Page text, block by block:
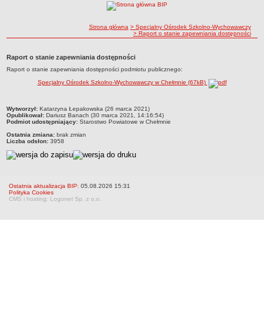
Koordynator ds. dostępności
Plan działania na rzecz poprawy zapewnienia dostępności
RODO
POLITYKA PRYWATNOŚCI
Dane podstawowe i lokalizacja
Strategia rozwoju
Gminy
STAROSTWO POWIATOWE
Samodzielne stanowiska pracy
Regulamin organizacyjny
ścieżka nawigacji
Strona główna > Specjalny Ośrodek Szkolno-Wychowawczy
> Raport o stanie zapewniania dostępności
Raport o stanie zapewniania dostępności
Raport o stanie zapewniania dostępności podmiotu publicznego:
Specjalny Ośrodek Szkolno-Wychowawczy w Chełmnie (67kB)
metryczka
Wytworzył: Katarzyna Łepakowska (26 marca 2021)
Opublikował: Dariusz Banach (30 marca 2021, 14:16:54)
Podmiot udostępniający: Starostwo Powiatowe w Chełmnie
Ostatnia zmiana: brak zmian
Liczba odsłon: 3958
Ostatnia aktualizacja BIP: 05.08.2026 15:31
Polityka Cookies
CMS i hosting: Logonet Sp. z o.o.